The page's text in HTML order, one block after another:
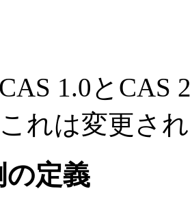
1.0とCAS
れは変更さ
の定義